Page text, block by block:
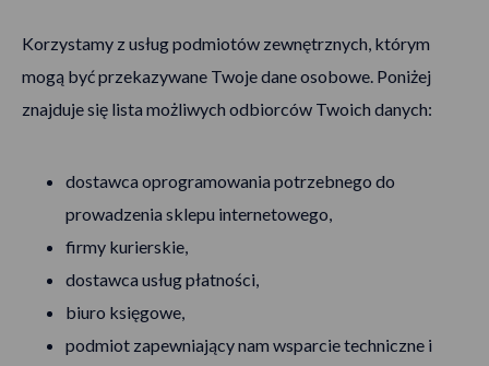
Korzystamy z usług podmiotów zewnętrznych, którym
mogą być przekazywane Twoje dane osobowe. Poniżej
znajduje się lista możliwych odbiorców Twoich danych:
dostawca oprogramowania potrzebnego do
prowadzenia sklepu internetowego,
firmy kurierskie,
dostawca usług płatności,
biuro księgowe,
podmiot zapewniający nam wsparcie techniczne i